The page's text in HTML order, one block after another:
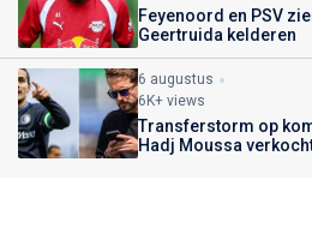
Feyenoord en PSV
Geertruida kelderen
6 augustus
6K+ views
Transferstorm op
Hadj Moussa